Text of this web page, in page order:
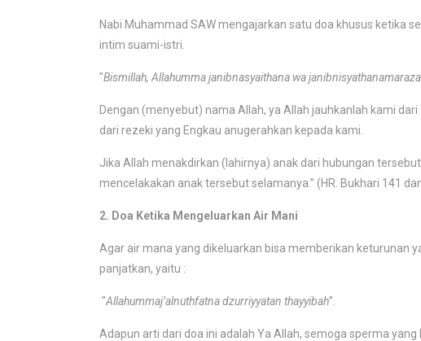
Nabi Muhammad SAW mengajarkan satu doa khusus ketika
intim suami-istri.
"Bismillah, Allahumma janibnasyaithana wa
Dengan (menyebut) nama Allah, ya Allah jauhkanlah kami
dari rezeki yang Engkau anugerahkan kepada kami.
Jika Allah menakdirkan (lahirnya) anak dari hubungan
mencelakakan anak tersebut selamanya.” (HR. Bukhari 141
2. Doa Ketika Mengeluarkan Air Mani
Agar air mana yang dikeluarkan bisa memberikan keturunan
panjatkan, yaitu :
"Allahummaj’alnuthfatna dzurriyyatan thayyibah”.
Adapun arti dari doa ini adalah Ya Allah, semoga sperma